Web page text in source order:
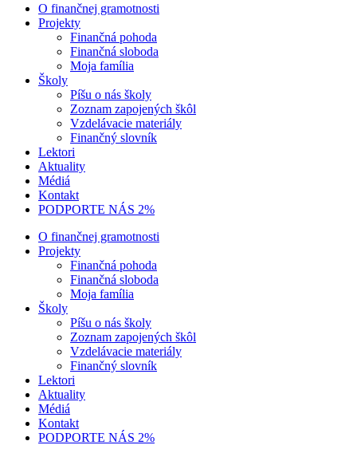
O finančnej gramotnosti
Projekty
Finančná pohoda
Finančná sloboda
Moja família
Školy
Píšu o nás školy
Zoznam zapojených škôl
Vzdelávacie materiály
Finančný slovník
Lektori
Aktuality
Médiá
Kontakt
PODPORTE NÁS 2%
O finančnej gramotnosti
Projekty
Finančná pohoda
Finančná sloboda
Moja família
Školy
Píšu o nás školy
Zoznam zapojených škôl
Vzdelávacie materiály
Finančný slovník
Lektori
Aktuality
Médiá
Kontakt
PODPORTE NÁS 2%